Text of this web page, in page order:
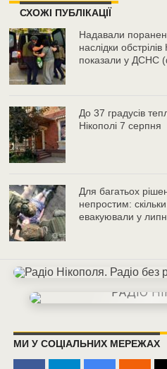
СХОЖІ ПУБЛІКАЦІЇ
Надавали
наслідки
показали у ДСНС
До 37 градусів
Нікополі 7 серпня
Для багатьох
непростим:
евакуювали у
МИ У СОЦІАЛЬНИХ МЕРЕЖАХ